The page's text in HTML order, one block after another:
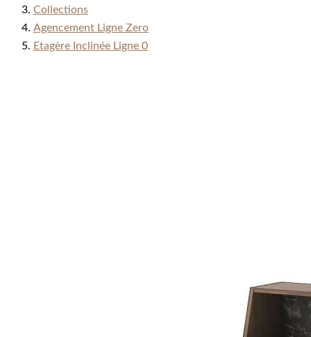
Collections
Agencement Ligne Zero
Etagère Inclinée Ligne 0